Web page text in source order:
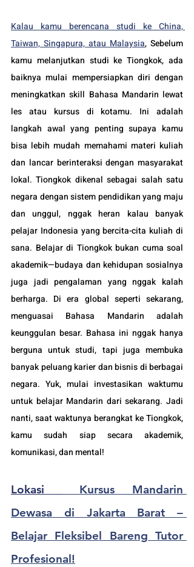
Kalau kamu berencana studi ke China,
Taiwan, Singapura, atau Malaysia, Sebelum
kamu melanjutkan studi ke Tiongkok, ada
baiknya mulai mempersiapkan diri dengan
meningkatkan skill Bahasa Mandarin lewat
les atau kursus di kotamu. Ini adalah
langkah awal yang penting supaya kamu
bisa lebih mudah memahami materi kuliah
dan lancar berinteraksi dengan masyarakat
lokal. Tiongkok dikenal sebagai salah satu
negara dengan sistem pendidikan yang maju
dan unggul, nggak heran kalau banyak
pelajar Indonesia yang bercita-cita kuliah di
sana. Belajar di Tiongkok bukan cuma soal
akademik—budaya dan kehidupan sosialnya
juga jadi pengalaman yang nggak kalah
berharga. Di era global seperti sekarang,
menguasai Bahasa Mandarin adalah
keunggulan besar. Bahasa ini nggak hanya
berguna untuk studi, tapi juga membuka
banyak peluang karier dan bisnis di berbagai
negara. Yuk, mulai investasikan waktumu
untuk belajar Mandarin dari sekarang. Jadi
nanti, saat waktunya berangkat ke Tiongkok,
kamu sudah siap secara akademik,
komunikasi, dan mental!
Lokasi
Kursus Mandarin
Dewasa di Jakarta Barat –
Belajar Fleksibel Bareng Tutor
Profesional!